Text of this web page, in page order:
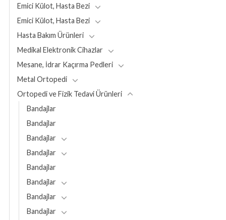
Emici Külot, Hasta Bezi
Emici Külot, Hasta Bezi
Hasta Bakım Ürünleri
Medikal Elektronik Cihazlar
Mesane, İdrar Kaçırma Pedleri
Metal Ortopedi
Ortopedi ve Fizik Tedavi Ürünleri
Bandajlar
Bandajlar
Bandajlar
Bandajlar
Bandajlar
Bandajlar
Bandajlar
Bandajlar